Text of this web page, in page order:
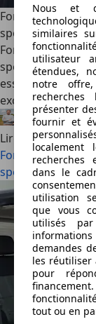
Ford soigne sa
spéciales (2026)
Ford enrichit la
spéciales. La ST
essence, tandis
exclusive à
Félix Bouland ·
Lire la suite
Ford soigne sa
spéciales (2026)
Nous et
similaires
utilisateur
étendues,
notre
présenter
fournir et
localement
recherches
dans le
utilisation
que vous
utilisés
demandes
les réutiliser
pour
tout ou en